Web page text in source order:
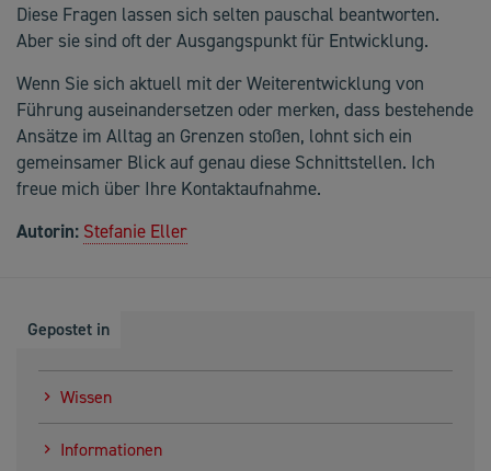
Diese Fragen lassen sich selten pauschal beantworten.
Aber sie sind oft der Ausgangspunkt für Entwicklung.
Wenn Sie sich aktuell mit der Weiterentwicklung von
Führung auseinandersetzen oder merken, dass bestehende
Ansätze im Alltag an Grenzen stoßen, lohnt sich ein
gemeinsamer Blick auf genau diese Schnittstellen. Ich
freue mich über Ihre Kontaktaufnahme.
Autorin: Stefanie Eller
Gepostet in
Wissen
Informationen